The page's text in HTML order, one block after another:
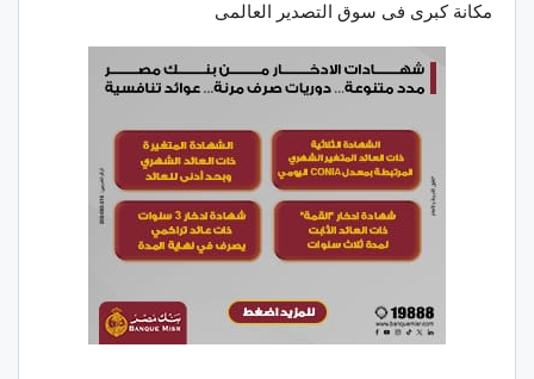
مكانة كبرى فى سوق التصدير العالمى